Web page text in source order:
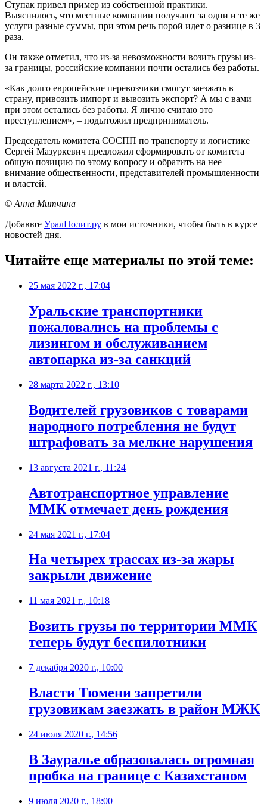
Ступак привел пример из собственной практики.
Выяснилось, что местные компании получают за одни и те же
услуги разные суммы, при этом речь порой идет о разнице в 3
раза.
Он также отметил, что из-за невозможности возить грузы из-
за границы, российские компании почти остались без работы.
«Как долго европейские перевозчики смогут заезжать в
страну, привозить импорт и вывозить экспорт? А мы с вами
при этом остались без работы. Я лично считаю это
преступлением», – подытожил предприниматель.
Председатель комитета СОСПП по транспорту и логистике
Сергей Мазуркевич предложил сформировать от комитета
общую позицию по этому вопросу и обратить на нее
внимание общественности, представителей промышленности
и властей.
© Анна Митчина
Добавьте УралПолит.ру в мои источники, чтобы быть в курсе
новостей дня.
Читайте еще материалы по этой теме:
25 мая 2022 г., 17:04
Уральские транспортники
пожаловались на проблемы с
лизингом и обслуживанием
автопарка из-за санкций
28 марта 2022 г., 13:10
Водителей грузовиков с товарами
народного потребления не будут
штрафовать за мелкие нарушения
13 августа 2021 г., 11:24
Автотранспортное управление
ММК отмечает день рождения
24 мая 2021 г., 17:04
​На четырех трассах из-за жары
закрыли движение
11 мая 2021 г., 10:18
Возить грузы по территории ММК
теперь будут беспилотники
7 декабря 2020 г., 10:00
​Власти Тюмени запретили
грузовикам заезжать в район МЖК
24 июля 2020 г., 14:56
В Зауралье образовалась огромная
пробка на границе с Казахстаном
9 июля 2020 г., 18:00